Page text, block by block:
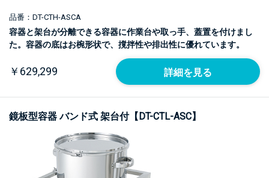
品番：DT-CTH-ASCA
容器と架台が分離できる容器に作業台や取っ手、蓋置を付けまし
た。容器の底はお椀形状で、撹拌性や排出性に優れています。
￥629,299 詳細を見る
鏡板型容器 バンド式 架台付【DT-CTL-ASC】